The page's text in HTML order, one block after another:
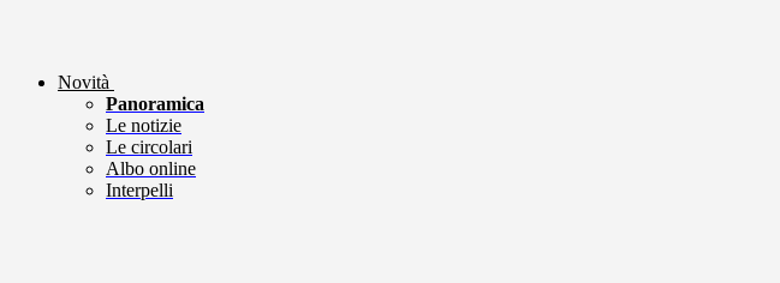
Novità
Panoramica
Le notizie
Le circolari
Albo online
Interpelli